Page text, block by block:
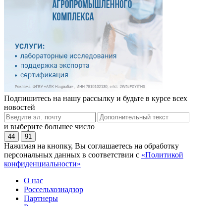
Подпишитесь на нашу рассылку и будьте в курсе всех
новостей
и выберите большее число
44 91
Нажимая на кнопку, Вы соглашаетесь на обработку
персональных данных в соответствии с «Политикой
конфиденциальности»
О нас
Россельхознадзор
Партнеры